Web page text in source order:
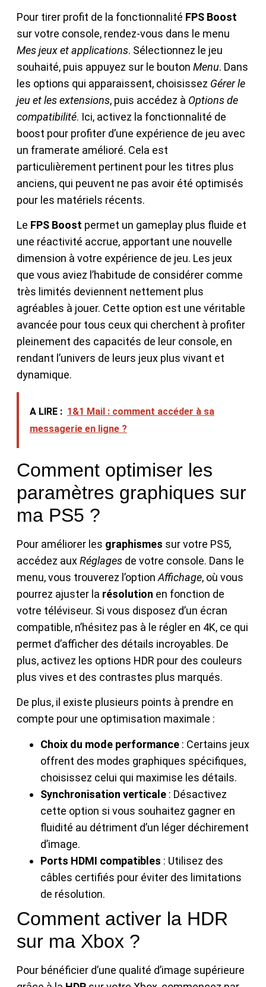
Pour tirer profit de la fonctionnalité FPS Boost
sur votre console, rendez-vous dans le menu
Mes jeux et applications. Sélectionnez le jeu
souhaité, puis appuyez sur le bouton Menu. Dans
les options qui apparaissent, choisissez Gérer le
jeu et les extensions, puis accédez à Options de
compatibilité. Ici, activez la fonctionnalité de
boost pour profiter d’une expérience de jeu avec
un framerate amélioré. Cela est
particulièrement pertinent pour les titres plus
anciens, qui peuvent ne pas avoir été optimisés
pour les matériels récents.
Le FPS Boost permet un gameplay plus fluide et
une réactivité accrue, apportant une nouvelle
dimension à votre expérience de jeu. Les jeux
que vous aviez l’habitude de considérer comme
très limités deviennent nettement plus
agréables à jouer. Cette option est une véritable
avancée pour tous ceux qui cherchent à profiter
pleinement des capacités de leur console, en
rendant l’univers de leurs jeux plus vivant et
dynamique.
A LIRE : 1&1 Mail : comment accéder à sa
messagerie en ligne ?
Comment optimiser les
paramètres graphiques sur
ma PS5 ?
Pour améliorer les graphismes sur votre PS5,
accédez auxRéglages de votre console. Dans le
menu, vous trouverez l’option Affichage, où vous
pourrez ajuster la résolution en fonction de
votre téléviseur. Si vous disposez d’un écran
compatible, n’hésitez pas à le régler en 4K, ce qui
permet d’afficher des détails incroyables. De
plus, activez les options HDR pour des couleurs
plus vives et des contrastes plus marqués.
De plus, il existe plusieurs points à prendre en
compte pour une optimisation maximale :
Choix du mode performance : Certains jeux
offrent des modes graphiques spécifiques,
choisissez celui qui maximise les détails.
Synchronisation verticale : Désactivez
cette option si vous souhaitez gagner en
fluidité au détriment d’un léger déchirement
d’image.
Ports HDMI compatibles : Utilisez des
câbles certifiés pour éviter des limitations
de résolution.
Comment activer la HDR
sur ma Xbox ?
Pour bénéficier d’une qualité d’image supérieure